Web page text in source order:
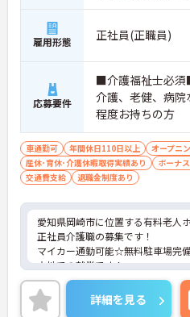
高く、急なシフト変更や無理な長
にくい人員体制です
・訪問スケジュールに沿って施設
ため、月平均の残業時間は5時間
なり少なめに抑えられます
・夜勤明けの翌日は原則としてお
編成が組まれており、しっかりと
長期的な就業が可能です
＜評価制度でキャリアアップ＞
・介護福祉士や初任者研修などの
夜勤回数がしっかりと給与に反映
・年次を問わずリーダーや主任な
職へ昇格する事例も多数あり、腰
キャリア形成が可能です
雇用形態 正社員(正職員)
応募要件
■介護福祉士必
介護、老健、病
程度お持ちの方
車通勤可 年間休日110日以上 オープニ
産休･育休･介護休暇取得実績あり
ボーナ
交通費支給
退職金制度あり
愛知県岡崎市に位置する有料老人
正社員介護職の募集です！
マイカー通勤可能☆無料駐車場完
立地での就業です！
ご興味ある方には、面接対策ポイ
詳細をお話しいたしますのでお気
い。
詳細を見る